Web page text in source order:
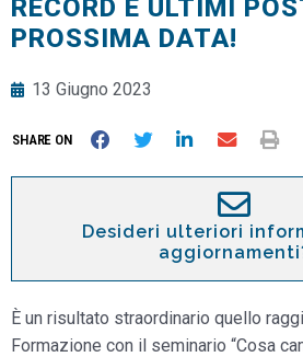
RECORD E ULTIMI
PROSSIMA DATA!
13 Giugno 2023
SHARE ON
Desideri ulteriori
È un risultato straordinario quello
Formazione con il seminario “Cosa